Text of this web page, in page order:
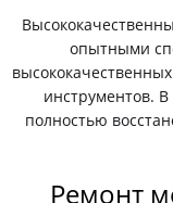
опытными
инструментов.
полностью
Ремонт